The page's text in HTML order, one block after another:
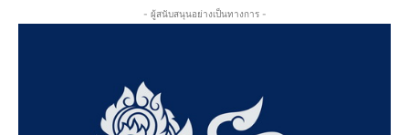
- ผู้สนับสนุนอย่างเป็นทางการ -